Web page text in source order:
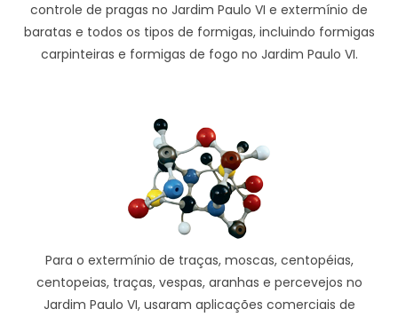
controle de pragas no Jardim Paulo VI e extermínio de
baratas e todos os tipos de formigas, incluindo formigas
carpinteiras e formigas de fogo no Jardim Paulo VI.
Para o extermínio de traças, moscas, centopéias,
centopeias, traças, vespas, aranhas e percevejos no
Jardim Paulo VI, usaram aplicações comerciais de